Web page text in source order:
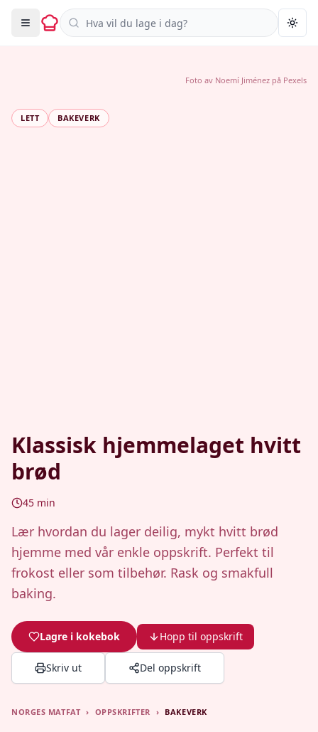
Søk i oppskrifter
LETT BAKEVERK
Klassisk hjemmelaget hvitt
brød
45 min
Lær hvordan du lager deilig, mykt hvitt brød
hjemme med vår enkle oppskrift. Perfekt til
frokost eller som tilbehør. Rask og smakfull
baking.
Lagre i kokebok Hopp til oppskrift
Skriv ut Del oppskrift
Foto av Noemí Jiménez på Pexels
NORGES MATFAT › OPPSKRIFTER › BAKEVERK